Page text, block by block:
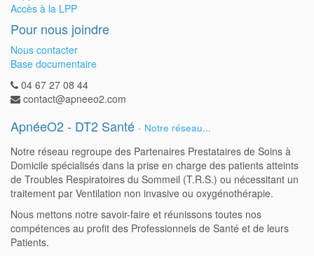
Accès à la LPP
Pour nous joindre
Nous contacter
Base documentaire
04 67 27 08 44
contact@apneeo2.com
ApnéeO2 - DT2 Santé - Notre réseau...
Notre réseau regroupe des Partenaires Prestataires de Soins à
Domicile spécialisés dans la prise en charge des patients atteints
de Troubles Respiratoires du Sommeil (T.R.S.) ou nécessitant un
traitement par Ventilation non invasive ou oxygénothérapie.
Nous mettons notre savoir-faire et réunissons toutes nos
compétences au profit des Professionnels de Santé et de leurs
Patients.